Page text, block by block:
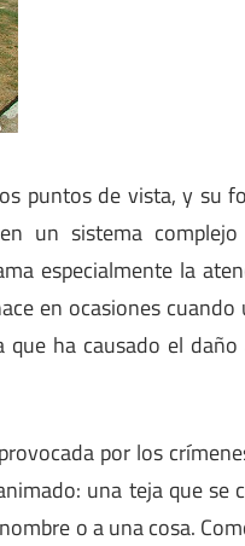
puntos de vista, y su
un sistema
especialmente la
en ocasiones
ha causado el daño
por los
una teja que se
o a una cosa.